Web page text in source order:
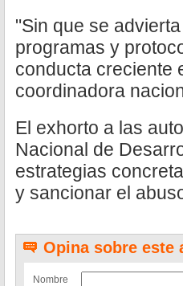
"Sin que se
programas y
conducta creciente
coordinadora
El exhorto a las
Nacional de
estrategias
y sancionar el
Opina sobre este
Nombre